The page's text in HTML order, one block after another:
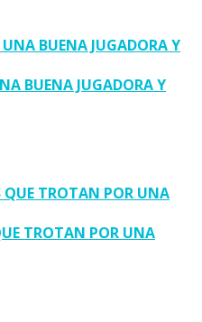
BUENA JUGADORA Y
TROTAN POR UNA